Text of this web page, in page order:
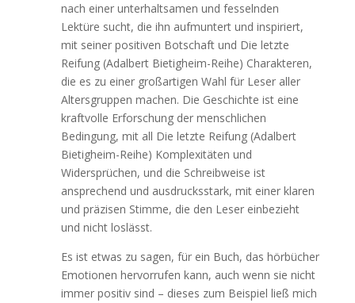
nach einer unterhaltsamen und fesselnden
Lektüre sucht, die ihn aufmuntert und inspiriert,
mit seiner positiven Botschaft und Die letzte
Reifung (Adalbert Bietigheim-Reihe) Charakteren,
die es zu einer großartigen Wahl für Leser aller
Altersgruppen machen. Die Geschichte ist eine
kraftvolle Erforschung der menschlichen
Bedingung, mit all Die letzte Reifung (Adalbert
Bietigheim-Reihe) Komplexitäten und
Widersprüchen, und die Schreibweise ist
ansprechend und ausdrucksstark, mit einer klaren
und präzisen Stimme, die den Leser einbezieht
und nicht loslässt.
Es ist etwas zu sagen, für ein Buch, das hörbücher
Emotionen hervorrufen kann, auch wenn sie nicht
immer positiv sind – dieses zum Beispiel ließ mich